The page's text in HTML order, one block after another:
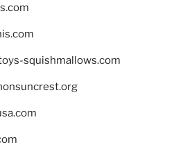
squishmallows.com